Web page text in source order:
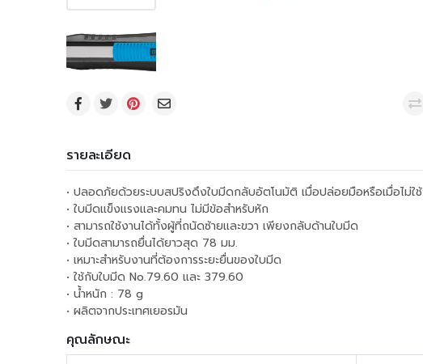
รายละเอียด
• ปลอดภัยด้วยระบบสปริงดึงใบมีดกลับอัตโนมัติ เมื่อปล่อยมือหรือเมื่อไม่ใ
• ใบมีดแข็งแรงและคมทน ไม่มีข้อสำหรับหัก
• สามารถใช้งานได้ทั้งผู้ที่ถนัดซ้ายและขวา เพียงกลับด้านใบมีด
• ใบมีดสามารถยื่นได้ยาวสุด 78 มม.
• เหมาะสำหรับงานที่ต้องการระยะยื่นของใบมีด
• ใช้กับใบมีด No.79.60 และ 379.60
• น้ำหนัก : 78 g
• ผลิตจากประเทศเยอรมัน
คุณลักษณะ